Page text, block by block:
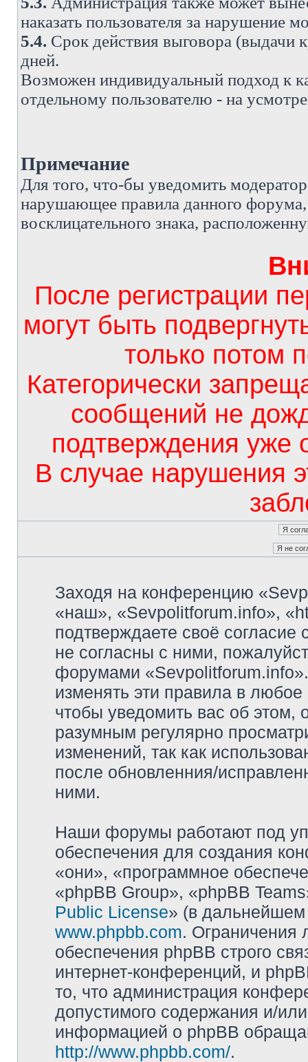
наказать пользователя за
5.4. Срок действия выговора (выдачи
дней.
Возможен индивидуальный подход к
отдельному пользователю - на
Примечание
Для того, что-бы уведомить
нарушающее правила данного форума,
восклицательного знака,
После регистрации
могут быть
только потом
Категорически
сообщений не
подтверждения уже
В случае нарушения
Заходя на конференцию
«наш», «Sevpolitforum.info»,
подтверждаете своё
не согласны с ними,
форумами
изменять эти правила в
чтобы уведомить вас об
разумным регулярно
изменений, так как
после обновленния/
ними.
Наши форумы работают под
обеспечения для создания
«они», «программное
«phpBB Group», «phpBB
Public License» (в дальнейшем
www.phpbb.com. Ограничения
обеспечения phpBB строго
интернет-конференций, и
то, что администрация
допустимого содержания и/
информацией о phpBB
http://www.phpbb.com/.